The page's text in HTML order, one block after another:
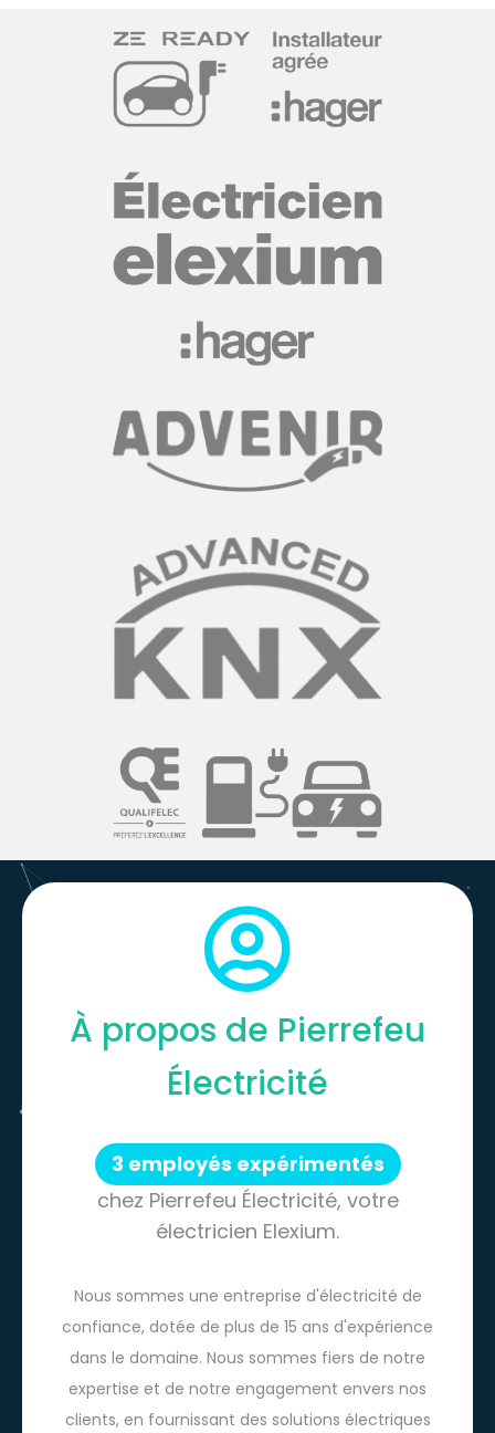
À propos de Pierrefeu
3 employés expérimentés
chez Pierrefeu Électricité, votre
Nous sommes une entreprise d'électricité de
confiance, dotée de plus de 15 ans d'expérience
dans le domaine. Nous sommes fiers de notre
expertise et de notre engagement envers nos